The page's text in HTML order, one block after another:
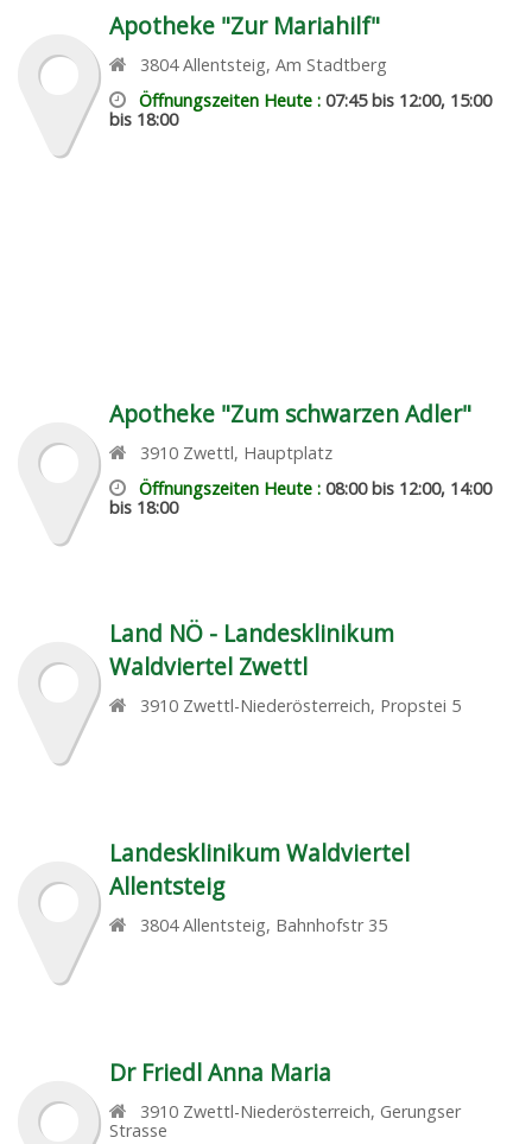
Apotheke "Zur Mariahilf"
3804 Allentsteig,Am Stadtberg
Öffnungszeiten Heute :07:45 bis 12:00, 15:00
bis 18:00
Apotheke "Zum schwarzen Adler"
3910 Zwettl, Hauptplatz
Öffnungszeiten Heute :08:00 bis 12:00, 14:00
bis 18:00
Land NÖ - Landesklinikum
Waldviertel Zwettl
3910 Zwettl-Niederösterreich, Propstei 5
Landesklinikum Waldviertel
Allentsteig
3804 Allentsteig, Bahnhofstr 35
Dr Friedl Anna Maria
3910 Zwettl-Niederösterreich, Gerungser
Strasse